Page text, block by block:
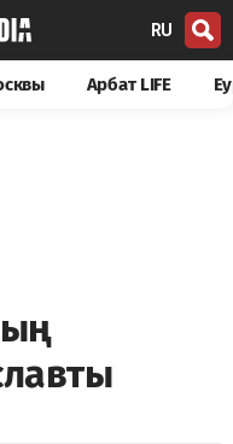
RU
Арбат LIFE